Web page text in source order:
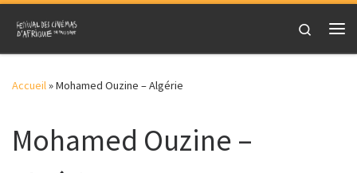
Skip to content
Search
Accueil»Mohamed Ouzine – Algérie
Mohamed Ouzine –